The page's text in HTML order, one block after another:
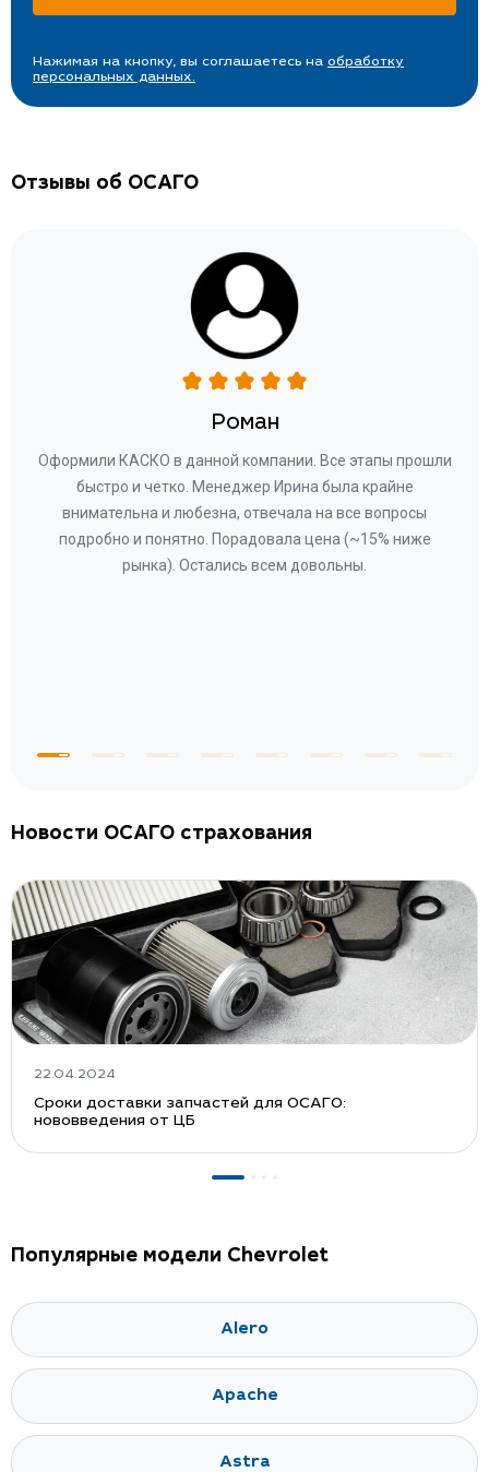
Нажимая на кнопку, вы соглашаетесь на обработку
персональных данных.
Отзывы об ОСАГО
Роман
Оформили КАСКО в данной компании. Все этапы прошли
быстро и четко. Менеджер Ирина была крайне
внимательна и любезна, отвечала на все вопросы
подробно и понятно. Порадовала цена (~15% ниже
рынка). Остались всем довольны.
Новости ОСАГО страхования
22.04.2024
Сроки доставки запчастей для ОСАГО:
нововведения от ЦБ
Популярные модели Chevrolet
Alero
Apache
Astra